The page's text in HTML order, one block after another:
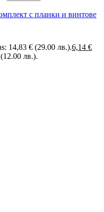
с планки и винтове
14,83 € (29.00 лв.).6,14 €
лв.).